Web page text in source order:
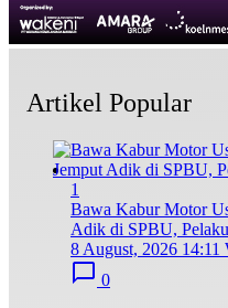
Artikel Popular
1
Bawa Kabur Motor
Adik di SPBU,
8 August, 2026 14:11
0